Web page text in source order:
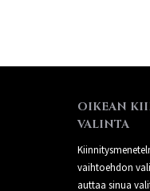
OIKEAN
VALINTA
vaihtoehdon
auttaa sinua